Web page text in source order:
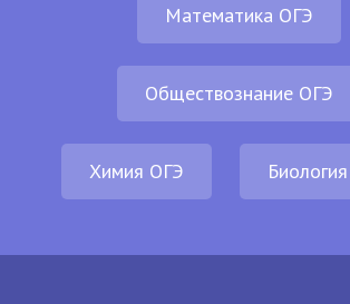
Математика ОГЭ
Обществознание ОГЭ
Химия ОГЭ